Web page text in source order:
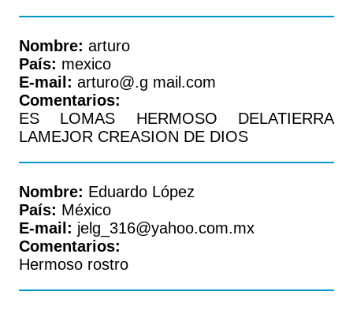
Nombre: arturo
País: mexico
E-mail: arturo@.g mail.com
Comentarios:
ES LOMAS HERMOSO DELATIERRA
LAMEJOR CREASION DE DIOS
Nombre: Eduardo López
País: México
E-mail: jelg_316@yahoo.com.mx
Comentarios:
Hermoso rostro